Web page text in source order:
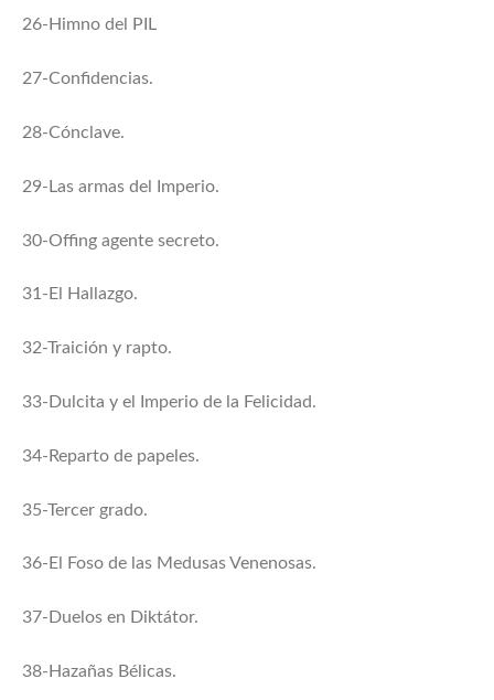
26-Himno del PIL
27-Confidencias.
28-Cónclave.
29-Las armas del Imperio.
30-Offing agente secreto.
31-El Hallazgo.
32-Traición y rapto.
33-Dulcita y el Imperio de la Felicidad.
34-Reparto de papeles.
35-Tercer grado.
36-El Foso de las Medusas Venenosas.
37-Duelos en Diktátor.
38-Hazañas Bélicas.